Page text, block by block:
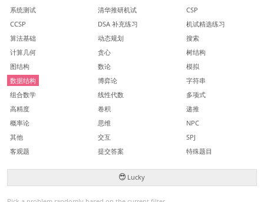
系统测试 清华推研机试
CSP
CCSP
DSA 补充练习
机试精选练习
算法基础
动态规划
搜索
计算几何
贪心
树结构
图结构
数论
模拟
数据结构
博弈论
字符串
组合数学
线性代数
多项式
高精度
卷积
递推
概率论
思维
NPC
其他
交互
SPJ
客观题
提交答案 特殊题目
Lucky